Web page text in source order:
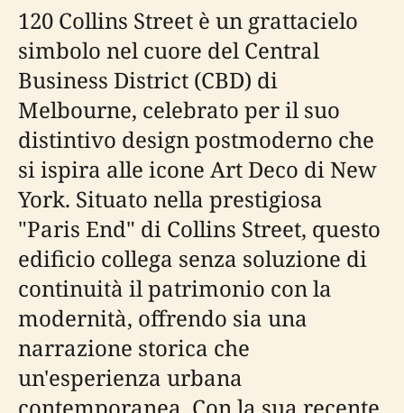
120 Collins Street è un grattacielo
simbolo nel cuore del Central
Business District (CBD) di
Melbourne, celebrato per il suo
distintivo design postmoderno che
si ispira alle icone Art Deco di New
York. Situato nella prestigiosa
"Paris End" di Collins Street, questo
edificio collega senza soluzione di
continuità il patrimonio con la
modernità, offrendo sia una
narrazione storica che
un'esperienza urbana